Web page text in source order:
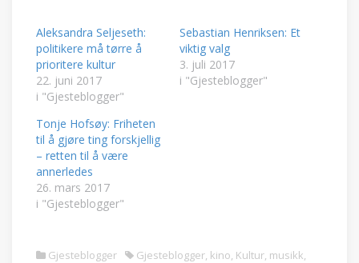
Aleksandra Seljeseth:
politikere må tørre å
prioritere kultur
22. juni 2017
i "Gjesteblogger"
Sebastian Henriksen: Et
viktig valg
3. juli 2017
i "Gjesteblogger"
Tonje Hofsøy: Friheten
til å gjøre ting forskjellig
– retten til å være
annerledes
26. mars 2017
i "Gjesteblogger"
Gjesteblogger Gjesteblogger, kino, Kultur, musikk,